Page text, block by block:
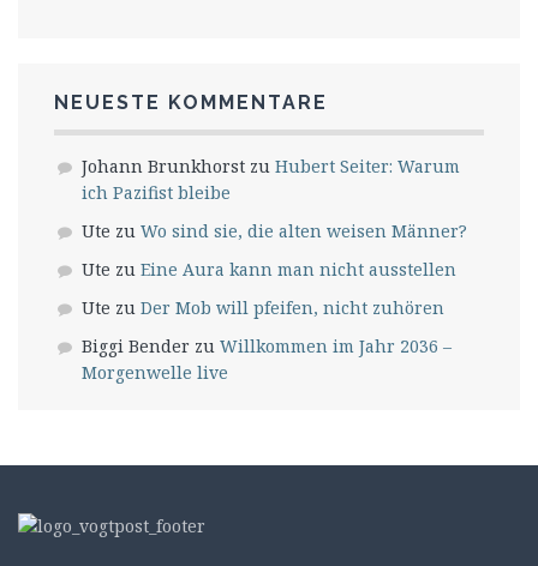
NEUESTE KOMMENTARE
Johann Brunkhorst zu Hubert Seiter: Warum
ich Pazifist bleibe
Ute zu Wo sind sie, die alten weisen Männer?
Ute zu Eine Aura kann man nicht ausstellen
Ute zu Der Mob will pfeifen, nicht zuhören
Biggi Bender zu Willkommen im Jahr 2036 –
Morgenwelle live